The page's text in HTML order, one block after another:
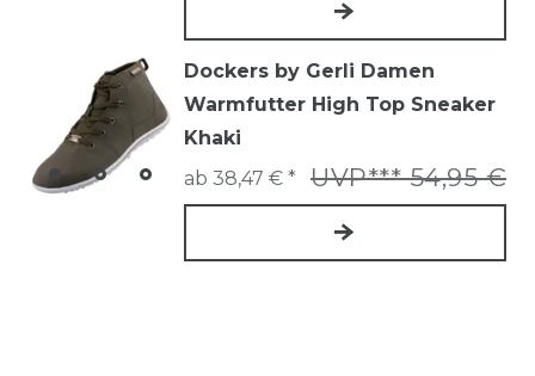
Dockers by Gerli Damen
Warmfutter High Top Sneaker
Khaki
UVP*** 54,95 €
ab 38,47 € *